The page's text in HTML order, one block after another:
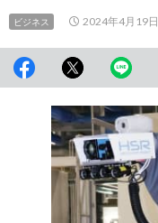
ビジネス 2024年4月19日